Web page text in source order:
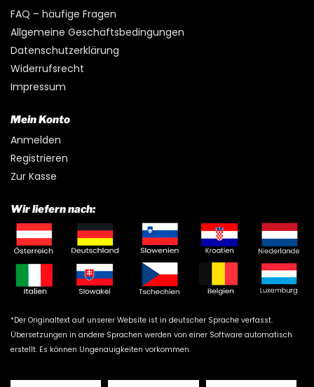
FAQ – häufige Fragen
Allgemeine Geschäftsbedingungen
Datenschutzerklärung
Widerrufsrecht
Impressum
Mein Konto
Anmelden
Registrieren
Zur Kasse
Wir liefern nach:
*Der Originaltext auf unserer Website ist in deutscher Sprache verfasst.
Übersetzungen in andere Sprachen werden von einer Software automatisch
erstellt. Es können Ungenauigkeiten vorkommen.